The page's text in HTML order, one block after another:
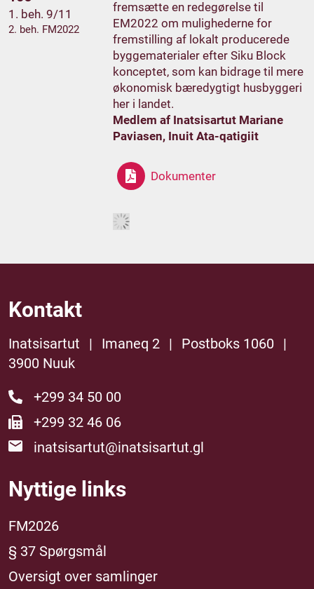
1. beh. 9/11
2. beh. FM2022
fremsætte en redegørelse til
EM2022 om mulighederne for
fremstilling af lokalt producerede
byggematerialer efter Siku Block
konceptet, som kan bidrage til mere
økonomisk bæredygtigt husbyggeri
her i landet.
Medlem af Inatsisartut Mariane
Paviasen, Inuit Ata-qatigiit
Dokumenter
Kontakt
Inatsisartut | Imaneq 2 | Postboks 1060
|
3900 Nuuk
+299 34 50 00
+299 32 46 06
inatsisartut@inatsisartut.gl
Nyttige links
FM2026
§ 37 Spørgsmål
Oversigt over samlinger